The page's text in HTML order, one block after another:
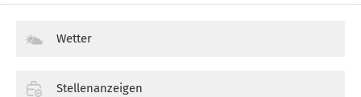
Wetter
Stellenanzeigen